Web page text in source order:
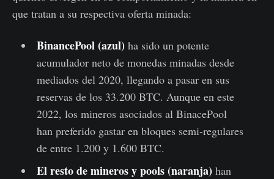
que tratan a su respectiva oferta minada:
BinancePool (azul) ha sido un potente
acumulador neto de monedas minadas desde
mediados del 2020, llegando a pasar en sus
reservas de los 33.200 BTC. Aunque en este
2022, los mineros asociados al BinacePool
han preferido gastar en bloques semi-regulares
de entre 1.200 y 1.600 BTC.
El resto de mineros y pools (naranja) han